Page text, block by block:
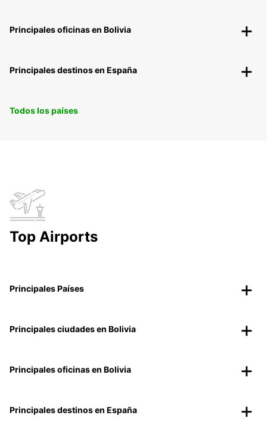
Principales oficinas en Bolivia
Principales destinos en España
Todos los países
Top Airports
Principales Países
Principales ciudades en Bolivia
Principales oficinas en Bolivia
Principales destinos en España